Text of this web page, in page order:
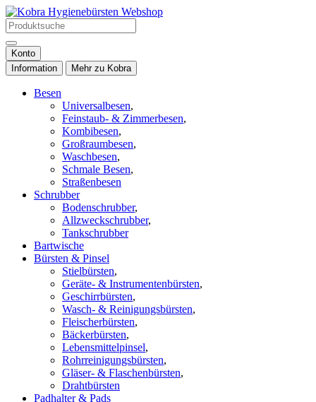
Konto
Information
Mehr zu Kobra
Besen
Universalbesen,
Feinstaub- & Zimmerbesen,
Kombibesen,
Großraumbesen,
Waschbesen,
Schmale Besen,
Straßenbesen
Schrubber
Bodenschrubber,
Allzweckschrubber,
Tankschrubber
Bartwische
Bürsten & Pinsel
Stielbürsten,
Geräte- & Instrumentenbürsten,
Geschirrbürsten,
Wasch- & Reinigungsbürsten,
Fleischerbürsten,
Bäckerbürsten,
Lebensmittelpinsel,
Rohrreinigungsbürsten,
Gläser- & Flaschenbürsten,
Drahtbürsten
Padhalter & Pads